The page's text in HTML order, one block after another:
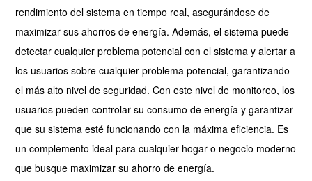
rendimiento del sistema en tiempo real, asegurándose de
maximizar sus ahorros de energía. Además, el sistema puede
detectar cualquier problema potencial con el sistema y alertar a
los usuarios sobre cualquier problema potencial, garantizando
el más alto nivel de seguridad. Con este nivel de monitoreo, los
usuarios pueden controlar su consumo de energía y garantizar
que su sistema esté funcionando con la máxima eficiencia. Es
un complemento ideal para cualquier hogar o negocio moderno
que busque maximizar su ahorro de energía.